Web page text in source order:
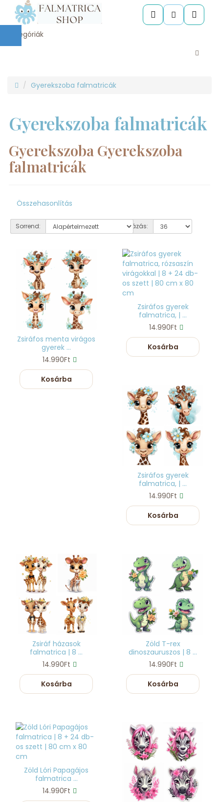
Kategóriák
Gyerekszoba falmatricák
Gyerekszoba falmatricák
Gyerekszoba Gyerekszoba
falmatricák
Összehasonlítás
Sorrend: Listázás:
Zsiráfos menta virágos
gyerek ...
14.990Ft
Kosárba
Zsiráfos gyerek
falmatrica, | ...
14.990Ft
Kosárba
Zsiráfos gyerek
falmatrica, | ...
14.990Ft
Kosárba
Zsiráf házasok
falmatrica | 8 ...
14.990Ft
Kosárba
Zöld T-rex
dinoszauruszos | 8 ...
14.990Ft
Kosárba
Zöld Lóri Papagájos
falmatrica ...
14.990Ft